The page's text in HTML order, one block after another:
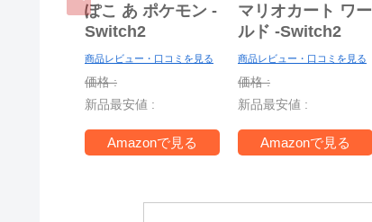
ぽこ あ ポケモン -
Switch2
商品レビュー・口コミを見る
価格 :
新品最安値 :
Amazonで見る
マリオカート ワー
ルド -Switch2
商品レビュー・口コミを見る
価格 :
新品最安値 :
Amazonで見る